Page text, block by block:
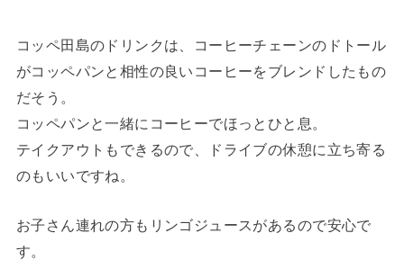
コッペ田島のドリンクは、コーヒーチェーンのドトール
がコッペパンと相性の良いコーヒーをブレンドしたもの
だそう。
コッペパンと一緒にコーヒーでほっとひと息。
テイクアウトもできるので、ドライブの休憩に立ち寄る
のもいいですね。
お子さん連れの方もリンゴジュースがあるので安心で
す。